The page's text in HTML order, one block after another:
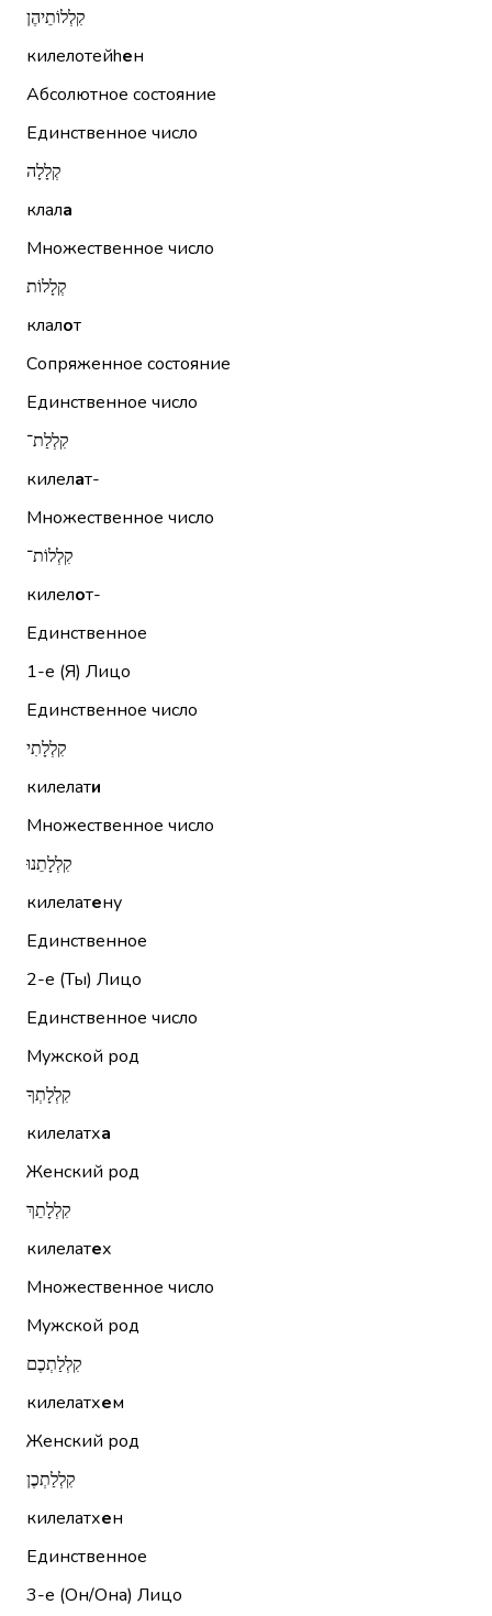
קִלְלוֹתֵיהֶן
килелотейhен
Абсолютное состояние
Единственное число
קְלָלָה
клала
Множественное число
קְלָלוֹת
клалот
Сопряженное состояние
Единственное число
קִלְלַת־
килелат-
Множественное число
קִלְלוֹת־
килелот-
Единственное
1-е (Я) Лицо
Единственное число
קִלְלָתִי
килелати
Множественное число
קִלְלָתֵנוּ
килелатену
Единственное
2-е (Ты) Лицо
Единственное число
Мужской род
קִלְלָתְךָ
килелатха
Женский род
קִלְלָתֵךְ
килелатех
Множественное число
Мужской род
קִלְלַתְכֶם
килелатхем
Женский род
קִלְלַתְכֶן
килелатхен
Единственное
3-е (Он/Она) Лицо